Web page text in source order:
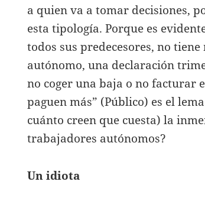
a quien va a tomar decisiones,
esta tipología. Porque es
todos sus predecesores, no
autónomo, una declaración
no coger una baja o no facturar
paguen más” (Público) es el
cuánto creen que cuesta) la
trabajadores autónomos?
Un idiota